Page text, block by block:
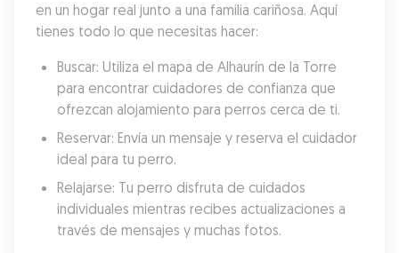
en un hogar real junto a una familia cariñosa. Aquí
tienes todo lo que necesitas hacer:
Buscar: Utiliza el mapa de Alhaurín de la Torre
para encontrar cuidadores de confianza que
ofrezcan alojamiento para perros cerca de ti.
Reservar: Envía un mensaje y reserva el cuidador
ideal para tu perro.
Relajarse: Tu perro disfruta de cuidados
individuales mientras recibes actualizaciones a
través de mensajes y muchas fotos.